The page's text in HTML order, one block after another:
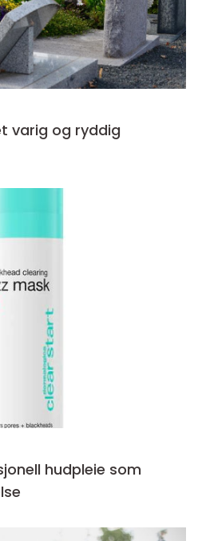
varig og ryddig